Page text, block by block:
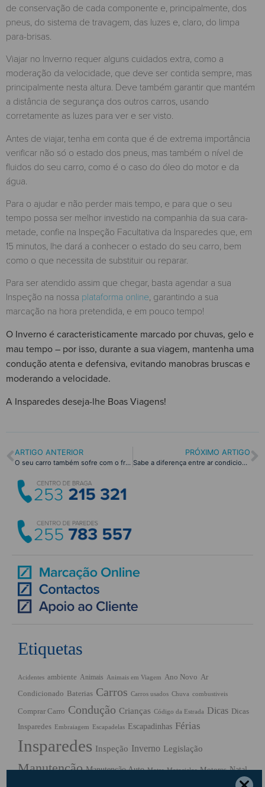
de conservação de cada componente e, principalmente, dos
pneus, do sistema de travagem, das luzes e, claro, do limpa
para-brisas.
Viajar no Inverno requer alguns cuidados extra, como a
moderação da velocidade, que deve ser contida sempre, mas
principalmente nesta altura. Deve também garantir que mantém
a distância de segurança dos outros carros, usando
corretamente as luzes para ver e ser visto.
Antes de viajar, tenha em conta que é de extrema importância
verificar não só o estado dos pneus, mas também o nível de
fluidos do seu carro, como é o caso do óleo do motor e da
água.
Para o ajudar e não perder mais tempo, e para que o seu
tempo possa ser melhor investido na companhia da sua cara-
metade, confie na Inspeção Facultativa da Insparedes que, em
15 minutos, lhe dará a conhecer o estado do seu carro, bem
como o que necessita de substituir ou reparar.
Para ser atendido assim que chegar, basta agendar a sua
Inspeção na nossa plataforma online, garantindo a sua
marcação na hora pretendida, e em pouco tempo!
O Inverno é caracteristicamente marcado por chuvas, gelo e
mau tempo – por isso, durante a sua viagem, mantenha uma
condução atenta e defensiva, evitando manobras bruscas e
moderando a velocidade.
A Insparedes deseja-lhe Boas Viagens!
ARTIGO ANTERIOR
O seu carro também sofre com o frio – proteja-o!
PRÓXIMO ARTIGO
Sabe a diferença entre ar condicionado e climatizador?
Etiquetas
Acidentes ambiente Animais Animais em Viagem Ano Novo Ar
Condicionado Baterias Carros Carros usados Chuva combustiveis
Comprar Carro Condução Crianças Código da Estrada Dicas Dicas
Insparedes
Embraiagem Escapadelas Escapadinhas Férias
Insparedes Inspeção Inverno Legislação
Manutenção Manutenção Auto Motas Motociclos Motores Natal